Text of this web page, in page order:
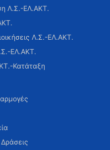
Λ.Σ.-ΕΛ.ΑΚΤ.
Λ.Σ.-ΕΛ.ΑΚΤ.
ΕΛ.ΑΚΤ.
Κατάταξη